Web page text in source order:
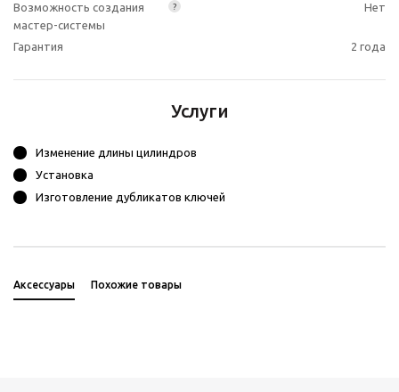
?
Возможность создания
мастер-системы
Нет
Гарантия 2 года
Услуги
Изменение длины цилиндров
Установка
Изготовление дубликатов ключей
Аксессуары Похожие товары